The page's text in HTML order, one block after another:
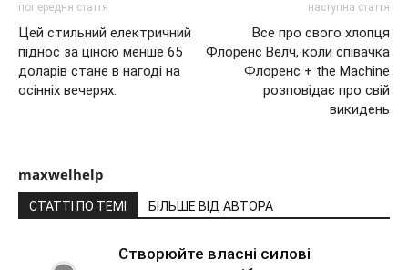
попередня стаття
Цей стильний електричний
піднос за ціною менше 65
доларів стане в нагоді на
осінніх вечерях.
наступна стаття
Все про свого хлопця
Флоренс Велч, коли співачка
Флоренс + the Machine
розповідає про свій
викидень
maxwelhelp
СТАТТІ ПО ТЕМІ БІЛЬШЕ ВІД АВТОРА
Створюйте власні силові